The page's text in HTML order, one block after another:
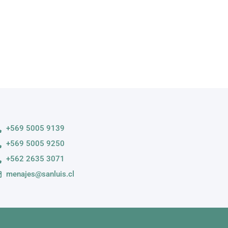
+569 5005 9139
+569 5005 9250
+562 2635 3071
menajes@sanluis.cl